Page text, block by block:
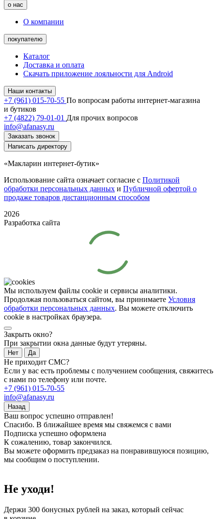
о нас
О компании
покупателю
Каталог
Доставка и оплата
Скачать приложение лояльности для Android
Наши контакты
+7 (961) 015-70-55 По вопросам работы интернет-магазина
и бутиков
+7 (4822) 79-01-01 Для прочих вопросов
info@afanasy.ru
Заказать звонок
Написать директору
«Макларин интернет-бутик»
Использование сайта означает согласие с Политикой
обработки персональных данных и Публичной офертой о
продаже товаров дистанционным способом
2026
Разработка сайта
Мы используем файлы cookie и сервисы аналитики.
Продолжая пользоваться сайтом, вы принимаете Условия
обработки персональных данных. Вы можете отключить
cookie в настройках браузера.
Закрыть окно?
При закрытии окна данные будут утеряны.
Нет Да
Не приходит СМС?
Если у вас есть проблемы с получением сообщения, свяжитесь
с нами по телефону или почте.
+7 (961) 015-70-55
info@afanasy.ru
Назад
Ваш вопрос успешно отправлен!
Спасибо. В ближайшее время мы свяжемся с вами
Подписка успешно оформлена
К сожалению, товар закончился.
Вы можете оформить предзаказ на понравившуюся позицию,
мы сообщим о поступлении.
Не уходи!
Держи 300 бонусных рублей на заказ, который сейчас